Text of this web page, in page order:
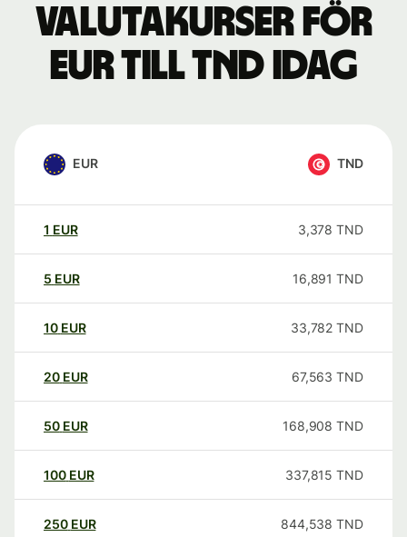
Valutakurser för
EUR till TND idag
EUR TND
1 EUR 3,378 TND
5 EUR 16,891 TND
10 EUR 33,782 TND
20 EUR 67,563 TND
50 EUR 168,908 TND
100 EUR 337,815 TND
250 EUR 844,538 TND